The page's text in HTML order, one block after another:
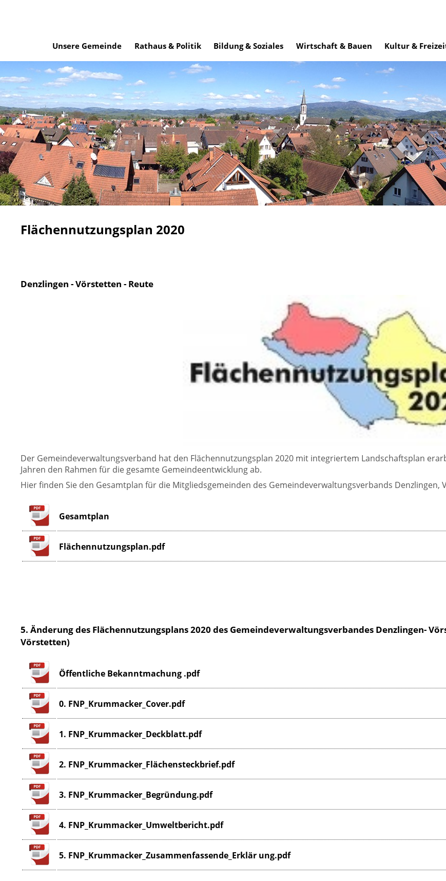
Unsere Gemeinde Rathaus & Politik Bildung & Soziales Wirtschaft & Bauen Kultur &
Flächennutzungsplan 2020
Denzlingen - Vörstetten - Reute
Der Gemeindeverwaltungsverband hat den Flächennutzungsplan 2020 mit integriertem Landschaftsplan
Jahren den Rahmen für die gesamte Gemeindeentwicklung ab.
Hier finden Sie den Gesamtplan für die Mitgliedsgemeinden des Gemeindeverwaltungsverbands Denzlingen,
Gesamtplan
Flächennutzungsplan.pdf
5. Änderung des Flächennutzungsplans 2020 des Gemeindeverwaltungsverbandes Denzlingen-
Vörstetten)
Öffentliche Bekanntmachung .pdf
0. FNP_Krummacker_Cover.pdf
1. FNP_Krummacker_Deckblatt.pdf
2. FNP_Krummacker_Flächensteckbrief.pdf
3. FNP_Krummacker_Begründung.pdf
4. FNP_Krummacker_Umweltbericht.pdf
5. FNP_Krummacker_Zusammenfassende_Erklär ung.pdf